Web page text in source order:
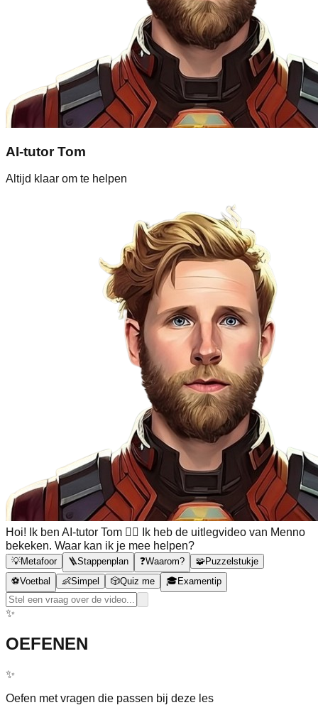
AI-tutor Tom
Altijd klaar om te helpen
Hoi! Ik ben AI-tutor Tom 🙋‍♂️ Ik heb de uitlegvideo van Menno
bekeken. Waar kan ik je mee helpen?
💡Metafoor 🪜Stappenplan ❓Waarom? 🧩Puzzelstukje
⚽Voetbal 👶Simpel 🎲Quiz me 🎓Examentip
✨
OEFENEN
✨
Oefen met vragen die passen bij deze les